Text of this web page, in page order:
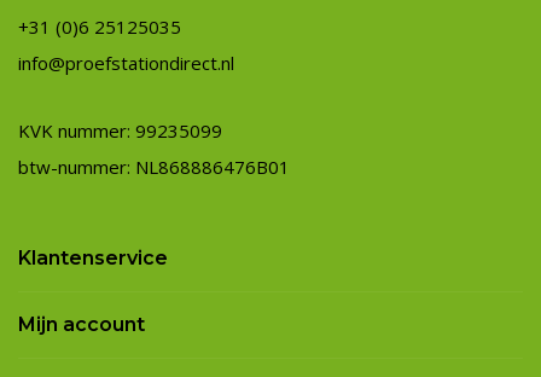
+31 (0)6 25125035
info@proefstationdirect.nl
KVK nummer: 99235099
btw-nummer: NL868886476B01
Klantenservice
Mijn account